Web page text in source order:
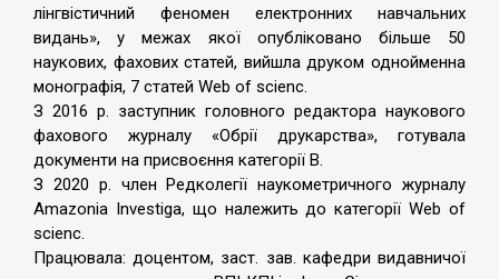
лінгвістичний феномен електронних навчальних
видань», у межах якої опубліковано більше 50
наукових, фахових статей, вийшла друком однойменна
монографія, 7 статей Web of scienc.
З 2016 р. заступник головного редактора наукового
фахового журналу «Обрії друкарства», готувала
документи на присвоєння категорії В.
З 2020 р. член Редколегії наукометричного журналу
Amazonia Investiga, що належить до категорії Web of
scienc.
Працювала: доцентом, заст. зав. кафедри видавничої